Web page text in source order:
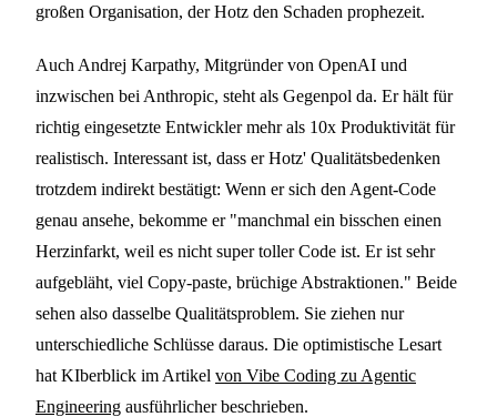
großen Organisation, der Hotz den Schaden prophezeit.
Auch Andrej Karpathy, Mitgründer von OpenAI und
inzwischen bei Anthropic, steht als Gegenpol da. Er hält für
richtig eingesetzte Entwickler mehr als 10x Produktivität für
realistisch. Interessant ist, dass er Hotz' Qualitätsbedenken
trotzdem indirekt bestätigt: Wenn er sich den Agent-Code
genau ansehe, bekomme er "manchmal ein bisschen einen
Herzinfarkt, weil es nicht super toller Code ist. Er ist sehr
aufgebläht, viel Copy-paste, brüchige Abstraktionen." Beide
sehen also dasselbe Qualitätsproblem. Sie ziehen nur
unterschiedliche Schlüsse daraus. Die optimistische Lesart
hat KIberblick im Artikel von Vibe Coding zu Agentic
Engineering ausführlicher beschrieben.